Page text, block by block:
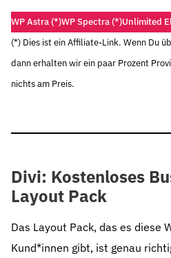
WP Astra (*)WP Spectra (*)Unlimited
(*) Dies ist ein Affiliate-Link. Wenn Du
dann erhalten wir ein paar Prozent
nichts am Preis.
Divi: Kostenloses
Layout Pack
Das Layout Pack, das es diese
Kund*innen gibt, ist genau